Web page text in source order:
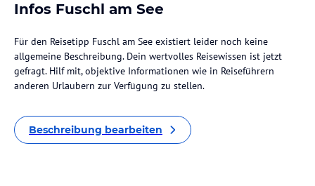
Infos Fuschl am See
Für den Reisetipp Fuschl am See existiert leider noch keine
allgemeine Beschreibung. Dein wertvolles Reisewissen ist jetzt
gefragt. Hilf mit, objektive Informationen wie in Reiseführern
anderen Urlaubern zur Verfügung zu stellen.
Beschreibung bearbeiten